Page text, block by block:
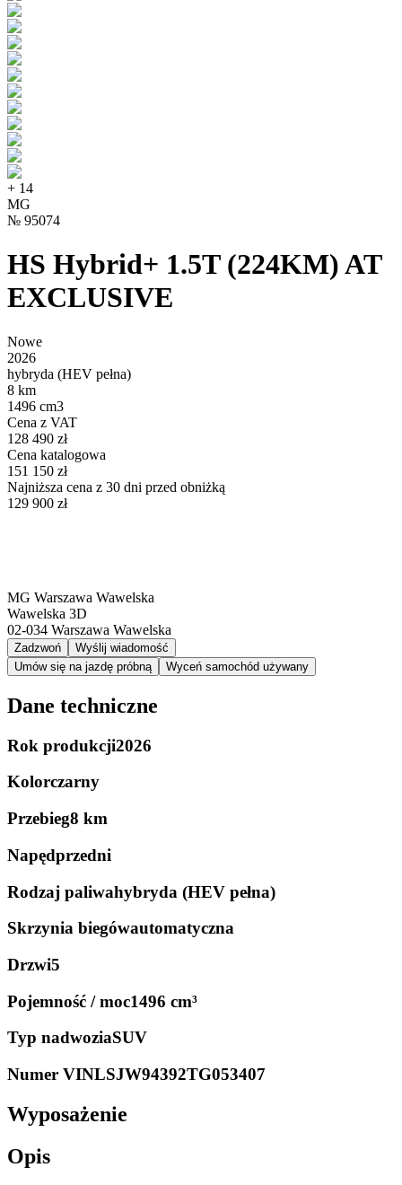
+ 14
MG
№ 95074
HS Hybrid+ 1.5T (224KM) AT
EXCLUSIVE
Nowe
2026
hybryda (HEV pełna)
8 km
1496 cm3
Cena z VAT
128 490 zł
Cena katalogowa
151 150 zł
Najniższa cena z 30 dni przed obniżką
129 900 zł
MG Warszawa Wawelska
Wawelska 3D
02-034 Warszawa Wawelska
Zadzwoń
Wyślij wiadomość
Umów się na jazdę próbną
Wyceń samochód używany
Dane techniczne
Rok produkcji2026
Kolorczarny
Przebieg8 km
Napędprzedni
Rodzaj paliwahybryda (HEV pełna)
Skrzynia biegówautomatyczna
Drzwi5
Pojemność / moc1496 cm³
Typ nadwoziaSUV
Numer VINLSJW94392TG053407
Wyposażenie
Opis